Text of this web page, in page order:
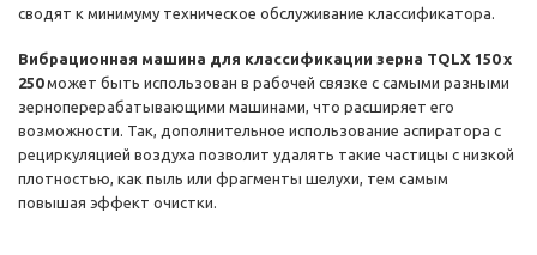
сводят к минимуму техническое обслуживание классификатора.
Вибрационная машина для классификации зерна TQLX 150 x
250может быть использован в рабочей связке с самыми разными
зерноперерабатывающими машинами, что расширяет его
возможности. Так, дополнительное использование аспиратора с
рециркуляцией воздуха позволит удалять такие частицы с низкой
плотностью, как пыль или фрагменты шелухи, тем самым
повышая эффект очистки.